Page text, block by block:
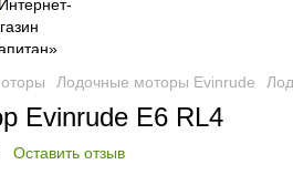
Лодочные моторы Evinrude
Evinrude E6 RL4
Оставить отзыв